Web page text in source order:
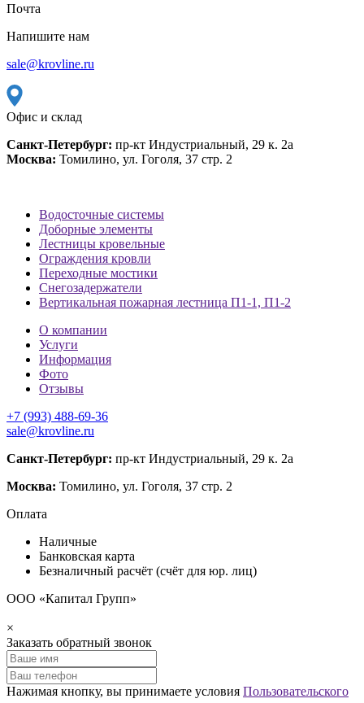
Почта
Напишите нам
sale@krovline.ru
Офис и склад
Санкт-Петербург: пр-кт Индустриальный, 29 к. 2а
Москва: Томилино, ул. Гоголя, 37 стр. 2
Водосточные системы
Доборные элементы
Лестницы кровельные
Ограждения кровли
Переходные мостики
Снегозадержатели
Вертикальная пожарная лестница П1-1, П1-2
О компании
Услуги
Информация
Фото
Отзывы
+7 (993) 488-69-36
sale@krovline.ru
Санкт-Петербург: пр-кт Индустриальный, 29 к. 2а
Москва: Томилино, ул. Гоголя, 37 стр. 2
Оплата
Наличные
Банковская карта
Безналичный расчёт (счёт для юр. лиц)
ООО «Капитал Групп»
×
Заказать обратный звонок
Нажимая кнопку, вы принимаете условия Пользовательского